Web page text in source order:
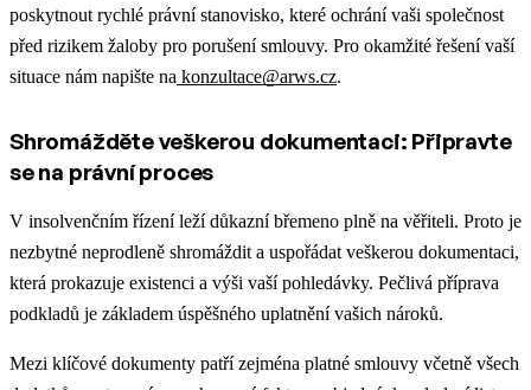
poskytnout rychlé právní stanovisko, které ochrání vaši společnost
před rizikem žaloby pro porušení smlouvy. Pro okamžité řešení vaší
situace nám napište na konzultace@arws.cz.
Shromážděte veškerou dokumentaci: Připravte
se na právní proces
V insolvenčním řízení leží důkazní břemeno plně na věřiteli. Proto je
nezbytné neprodleně shromáždit a uspořádat veškerou dokumentaci,
která prokazuje existenci a výši vaší pohledávky. Pečlivá příprava
podkladů je základem úspěšného uplatnění vašich nároků.
Mezi klíčové dokumenty patří zejména platné smlouvy včetně všech